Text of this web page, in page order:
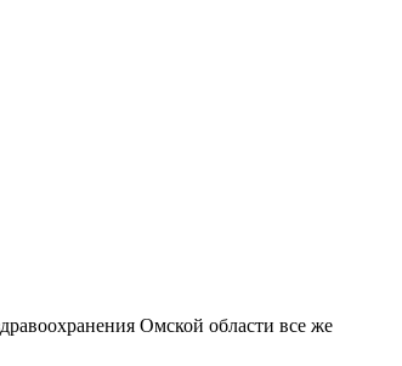
Омской области все же